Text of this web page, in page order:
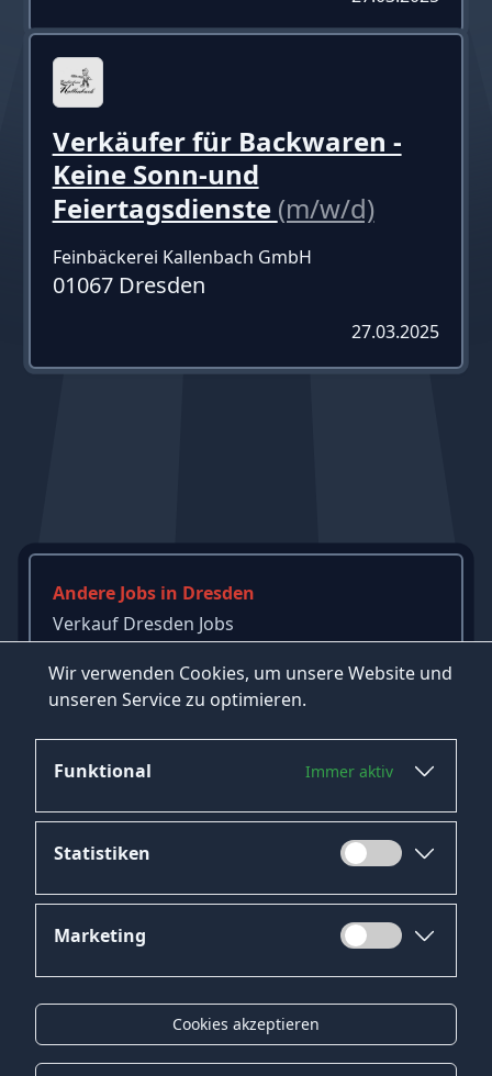
Wir verwenden Cookies, um unsere Website und
unseren Service zu optimieren.
Funktional Immer aktiv
Statistiken
Marketing
Cookies akzeptieren
Verkäufer für Backwaren -
Keine Sonn-und
Feiertagsdienste (m/w/d)
Feinbäckerei Kallenbach GmbH
01067 Dresden
27.03.2025
Andere Jobs in Dresden
Verkauf Dresden Jobs
Monteur Dresden Jobs
Mehr Jobs in Dresden ansehen
Datenschutz
Impressum
Kontakt
Gender-Hinweis